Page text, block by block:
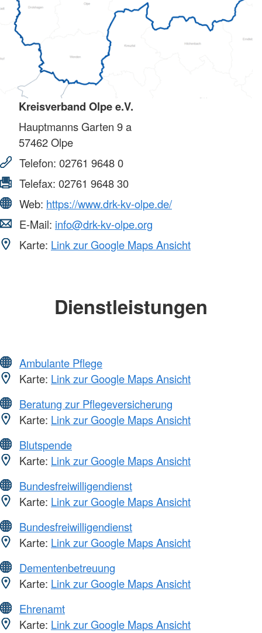
Kreisverband Olpe e.V.
Hauptmanns Garten 9 a
57462Olpe
Telefon: 02761 9648 0
Telefax: 02761 9648 30
Web: https://www.drk-kv-olpe.de/
E-Mail: info@drk-kv-olpe.org
Karte: Link zur Google Maps Ansicht
Dienstleistungen
Ambulante Pflege
Karte: Link zur Google Maps Ansicht
Beratung zur Pflegeversicherung
Karte: Link zur Google Maps Ansicht
Blutspende
Karte: Link zur Google Maps Ansicht
Bundesfreiwilligendienst
Karte: Link zur Google Maps Ansicht
Bundesfreiwilligendienst
Karte: Link zur Google Maps Ansicht
Dementenbetreuung
Karte: Link zur Google Maps Ansicht
Ehrenamt
Karte: Link zur Google Maps Ansicht